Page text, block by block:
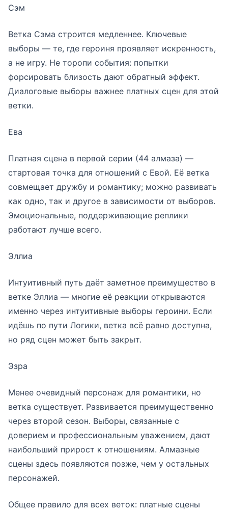
Сэм
Ветка Сэма строится медленнее. Ключевые
выборы — те, где героиня проявляет искренность,
а не игру. Не торопи события: попытки
форсировать близость дают обратный эффект.
Диалоговые выборы важнее платных сцен для этой
ветки.
Ева
Платная сцена в первой серии (44 алмаза) —
стартовая точка для отношений с Евой. Её ветка
совмещает дружбу и романтику; можно развивать
как одно, так и другое в зависимости от выборов.
Эмоциональные, поддерживающие реплики
работают лучше всего.
Эллиа
Интуитивный путь даёт заметное преимущество в
ветке Эллиа — многие её реакции открываются
именно через интуитивные выборы героини. Если
идёшь по пути Логики, ветка всё равно доступна,
но ряд сцен может быть закрыт.
Эзра
Менее очевидный персонаж для романтики, но
ветка существует. Развивается преимущественно
через второй сезон. Выборы, связанные с
доверием и профессиональным уважением, дают
наибольший прирост к отношениям. Алмазные
сцены здесь появляются позже, чем у остальных
персонажей.
Общее правило для всех веток: платные сцены